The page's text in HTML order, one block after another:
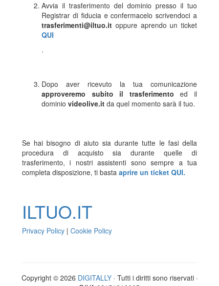
Avvia il trasferimento del dominio presso il tuo
Registrar di fiducia e confermacelo scrivendoci a
trasferimenti@iltuo.it oppure aprendo un ticket
QUI
.
Dopo aver ricevuto la tua comunicazione
approveremo subito il trasferimento ed il
dominio videolive.it da quel momento sarà il tuo.
Se hai bisogno di aiuto sia durante tutte le fasi della
procedura di acquisto sia durante quelle di
trasferimento, i nostri assistenti sono sempre a tua
completa disposizione, ti basta aprire un ticket QUI.
ILTUO.IT
Privacy Policy | Cookie Policy
Copyright © 2026 DIGITALLY· Tutti i diritti sono riservati ·